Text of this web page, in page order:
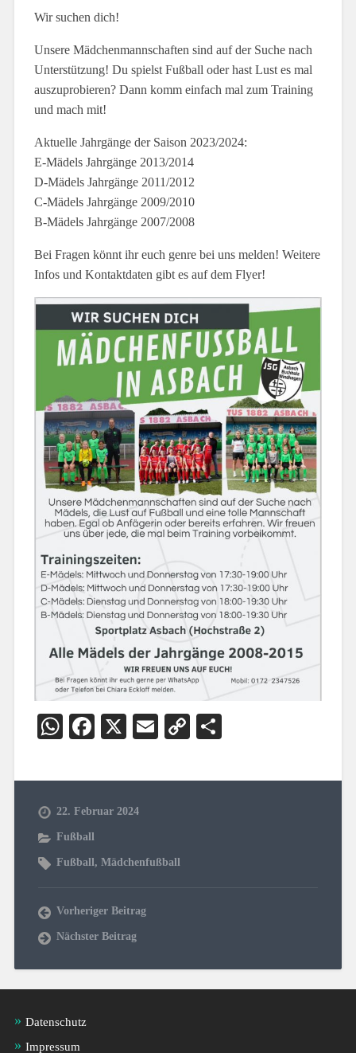
Wir suchen dich!
Unsere Mädchenmannschaften sind auf der Suche nach
Unterstützung! Du spielst Fußball oder hast Lust es mal
auszuprobieren? Dann komm einfach mal zum Training
und mach mit!
Aktuelle Jahrgänge der Saison 2023/2024:
E-Mädels Jahrgänge 2013/2014
D-Mädels Jahrgänge 2011/2012
C-Mädels Jahrgänge 2009/2010
B-Mädels Jahrgänge 2007/2008
Bei Fragen könnt ihr euch genre bei uns melden! Weitere
Infos und Kontaktdaten gibt es auf dem Flyer!
WhatsApp
Facebook
X EmailCopy
22. Februar 2024
Fußball
Fußball, Mädchenfußball
Vorheriger Beitrag
Nächster Beitrag
Datenschutz
Impressum